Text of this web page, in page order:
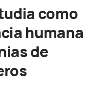
como
humana
de